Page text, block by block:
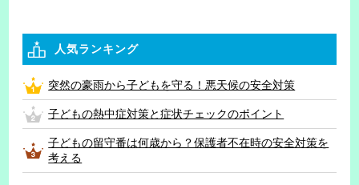
人気ランキング
突然の豪雨から子どもを守る！悪天候の安全対策
子どもの熱中症対策と症状チェックのポイント
子どもの留守番は何歳から？保護者不在時の安全対策を
考える